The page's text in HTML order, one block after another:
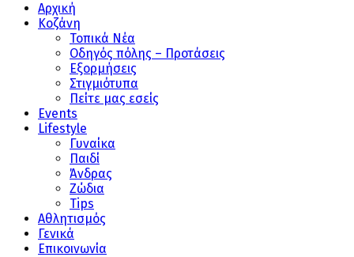
Αρχική
Κοζάνη
Τοπικά Νέα
Οδηγός πόλης – Προτάσεις
Εξορμήσεις
Στιγμιότυπα
Πείτε μας εσείς
Events
Lifestyle
Γυναίκα
Παιδί
Άνδρας
Ζώδια
Tips
Αθλητισμός
Γενικά
Επικοινωνία